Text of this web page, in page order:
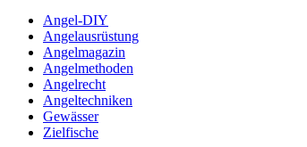
Angel-DIY
Angelausrüstung
Angelmagazin
Angelmethoden
Angelrecht
Angeltechniken
Gewässer
Zielfische